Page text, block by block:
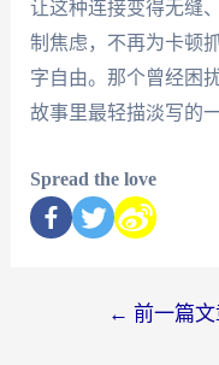
让这种连接变得无缝
制焦虑，不再为卡顿
字自由。那个曾经困
故事里最轻描淡写的一
Spread the love
← 前一篇文